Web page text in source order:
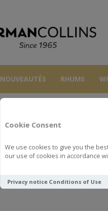
Cookie Consent
We use cookies to give you the
our use of cookies in accordance
Privacy notice Conditions of Use
NOUVEAUTÉS RHUMS